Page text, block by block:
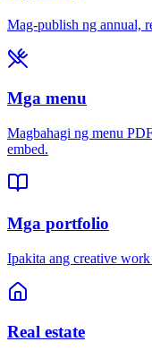
Mag-publish ng annual,
Mga menu
Magbahagi ng menu
embed.
Mga portfolio
Ipakita ang creative
Real estate